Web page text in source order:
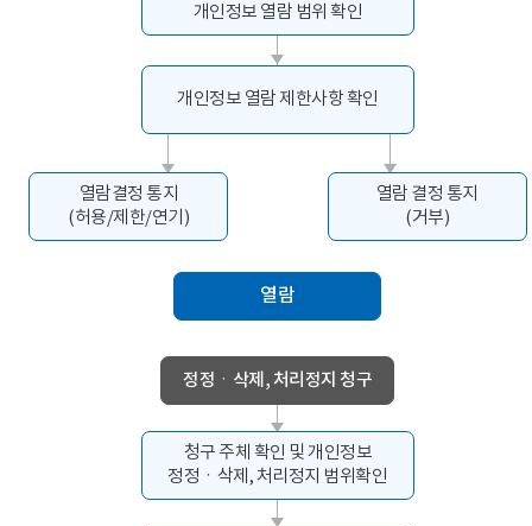
개인정보 열람 범위 확인
개인정보 열람 제한사항 확인
열람결정 통지
(허용/제한/연기)
열람 결정 통지
(거부)
열람
정정ㆍ삭제, 처리정지 청구
청구 주체 확인 및 개인정보
정정ㆍ삭제, 처리정지 범위확인